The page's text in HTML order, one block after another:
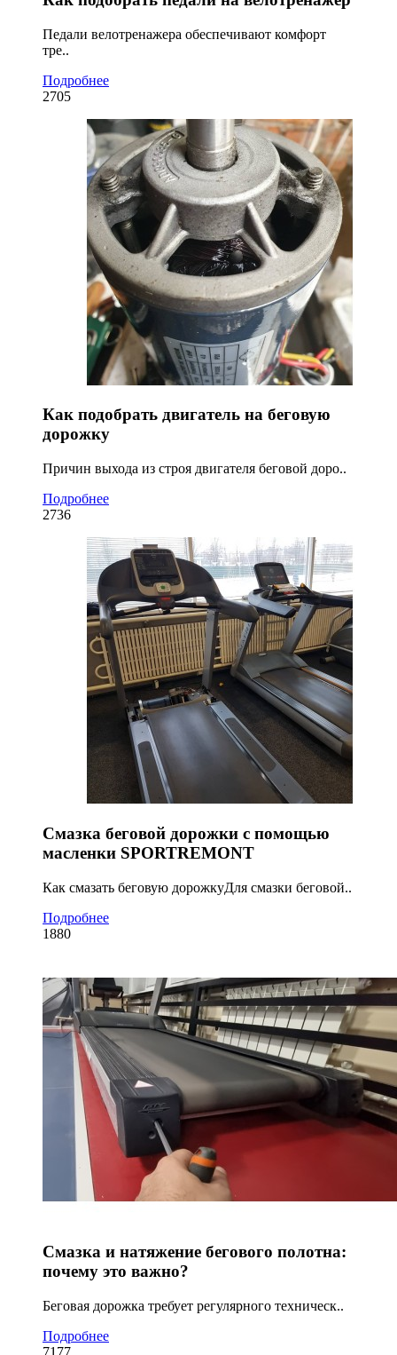
Педали велотренажера обеспечивают комфорт
тре..
Подробнее
2705
Как подобрать двигатель на беговую
дорожку
Причин выхода из строя двигателя беговой доро..
Подробнее
2736
Смазка беговой дорожки с помощью
масленки SPORTREMONT
Как смазать беговую дорожкуДля смазки беговой..
Подробнее
1880
Смазка и натяжение бегового полотна:
почему это важно?
Беговая дорожка требует регулярного техническ..
Подробнее
7177